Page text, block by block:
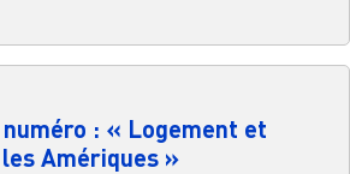
: « Logement et
Amériques »